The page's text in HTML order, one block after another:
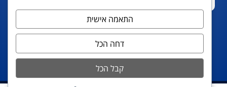
התאמה אישית
דחה הכל
קבל הכל